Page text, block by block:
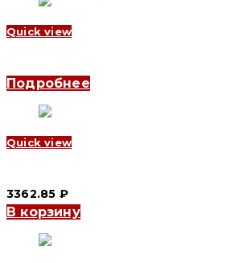
Quick view
Подробнее
Quick view
3362.85 ₽
В корзину